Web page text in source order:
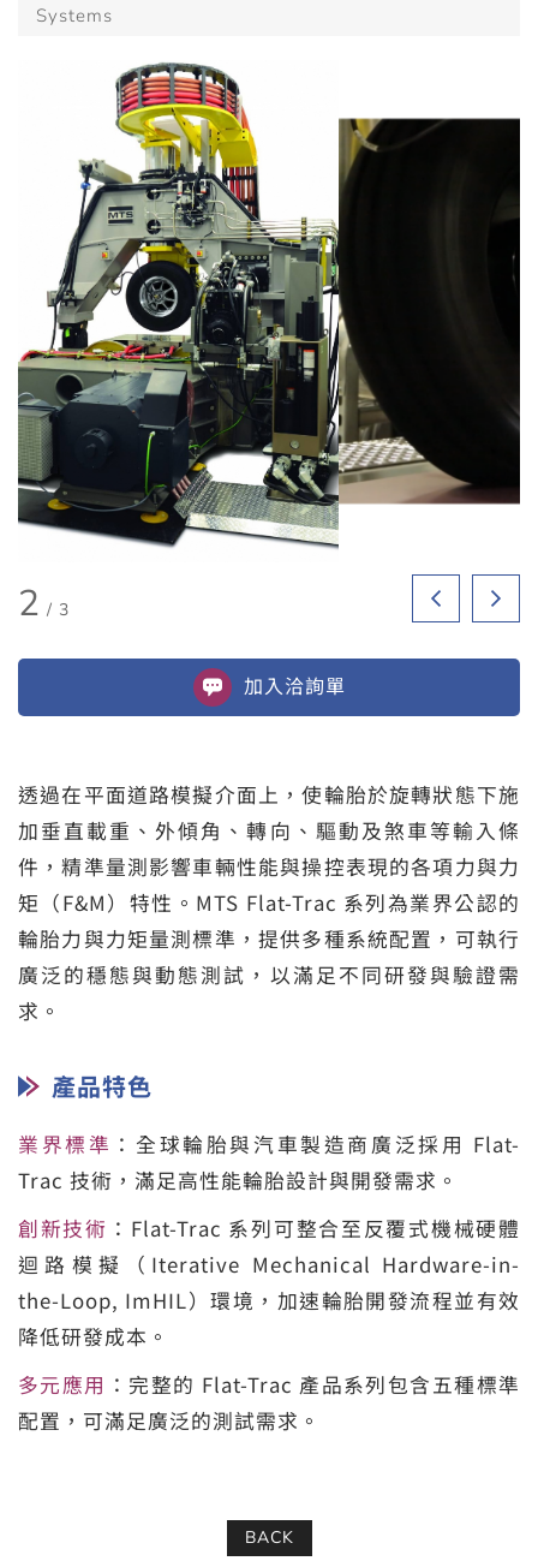
Systems
2 / 3
加入洽詢單
透過在平面道路模擬介面上，使輪胎於旋轉狀態下施
加垂直載重、外傾角、轉向、驅動及煞車等輸入條
件，精準量測影響車輛性能與操控表現的各項力與力
矩（F&M）特性。MTS Flat-Trac 系列為業界公認的
輪胎力與力矩量測標準，提供多種系統配置，可執行
廣泛的穩態與動態測試，以滿足不同研發與驗證需
求。
產品特色
業界標準 ：全球輪胎與汽車製造商廣泛採用 Flat-
Trac 技術，滿足高性能輪胎設計與開發需求。
創新技術 ：Flat-Trac 系列可整合至反覆式機械硬體
迴路模擬（Iterative Mechanical Hardware-in-
the-Loop, ImHIL）環境，加速輪胎開發流程並有效
降低研發成本。
多元應用 ：完整的 Flat-Trac 產品系列包含五種標準
配置，可滿足廣泛的測試需求。
BACK